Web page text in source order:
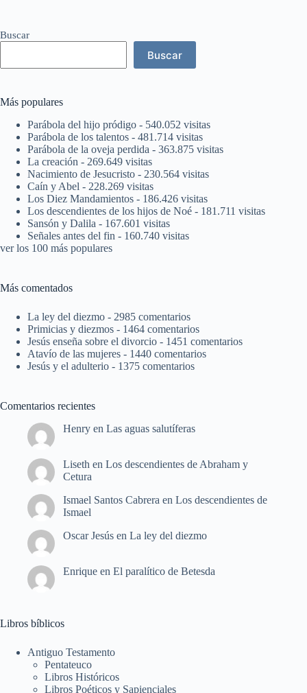
Buscar
Buscar
Más populares
Parábola del hijo pródigo - 540.052 visitas
Parábola de los talentos - 481.714 visitas
Parábola de la oveja perdida - 363.875 visitas
La creación - 269.649 visitas
Nacimiento de Jesucristo - 230.564 visitas
Caín y Abel - 228.269 visitas
Los Diez Mandamientos - 186.426 visitas
Los descendientes de los hijos de Noé - 181.711 visitas
Sansón y Dalila - 167.601 visitas
Señales antes del fin - 160.740 visitas
ver los 100 más populares
Más comentados
La ley del diezmo - 2985 comentarios
Primicias y diezmos - 1464 comentarios
Jesús enseña sobre el divorcio - 1451 comentarios
Atavío de las mujeres - 1440 comentarios
Jesús y el adulterio - 1375 comentarios
Comentarios recientes
Henry en Las aguas salutíferas
Liseth en Los descendientes de Abraham y
Cetura
Ismael Santos Cabrera en Los descendientes de
Ismael
Oscar Jesús en La ley del diezmo
Enrique en El paralítico de Betesda
Libros bíblicos
Antiguo Testamento
Pentateuco
Libros Históricos
Libros Poéticos y Sapienciales